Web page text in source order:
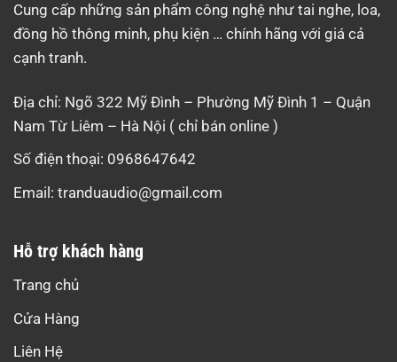
Cung cấp những sản phẩm công nghệ như tai nghe, loa,
đồng hồ thông minh, phụ kiện … chính hãng với giá cả
cạnh tranh.
Địa chỉ: Ngõ 322 Mỹ Đình – Phường Mỹ Đình 1 – Quận
Nam Từ Liêm – Hà Nội ( chỉ bán online )
Số điện thoại: 0968647642
Email: tranduaudio@gmail.com
Hỗ trợ khách hàng
Trang chủ
Cửa Hàng
Liên Hệ